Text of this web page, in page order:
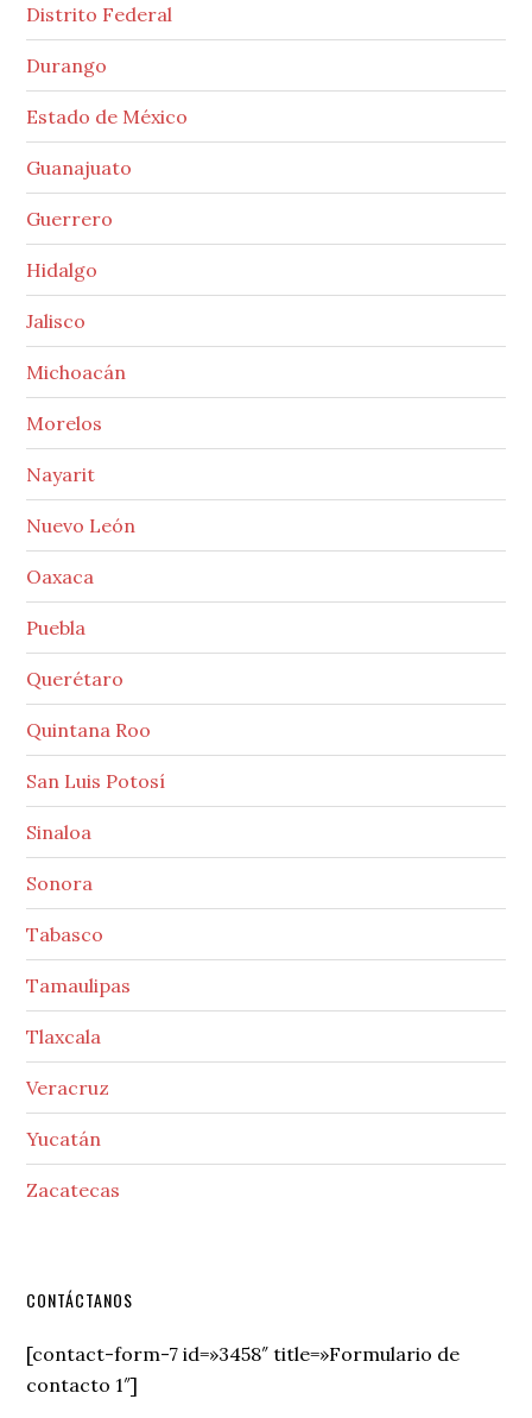
Distrito Federal
Durango
Estado de México
Guanajuato
Guerrero
Hidalgo
Jalisco
Michoacán
Morelos
Nayarit
Nuevo León
Oaxaca
Puebla
Querétaro
Quintana Roo
San Luis Potosí
Sinaloa
Sonora
Tabasco
Tamaulipas
Tlaxcala
Veracruz
Yucatán
Zacatecas
Secondary
Sidebar
CONTÁCTANOS
[contact-form-7 id=»3458″ title=»Formulario de
contacto 1″]